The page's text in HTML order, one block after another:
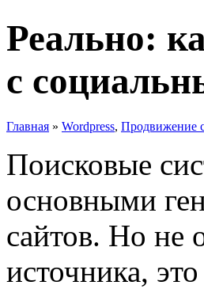
Реально:
с
Главная » Wordpress, Продвижение
Поисковые
основными
сайтов. Но не
источника,